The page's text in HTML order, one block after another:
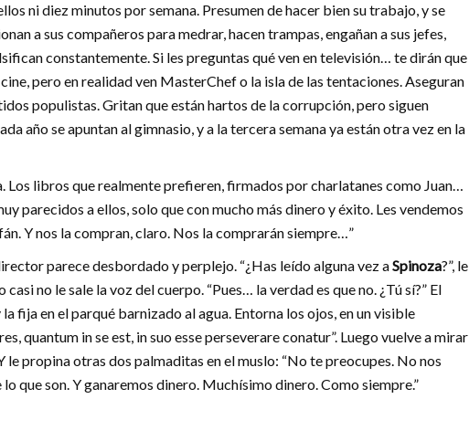
ni diez minutos por semana. Presumen de hacer bien su trabajo, y se
a sus compañeros para medrar, hacen trampas, engañan a sus jefes,
constantemente. Si les preguntas qué ven en televisión… te dirán que
pero en realidad ven MasterChef o la isla de las tentaciones. Aseguran
populistas. Gritan que están hartos de la corrupción, pero siguen
año se apuntan al gimnasio, y a la tercera semana ya están otra vez en la
Los libros que realmente prefieren, firmados por charlatanes como Juan…
parecidos a ellos, solo que con mucho más dinero y éxito. Les vendemos
Y nos la compran, claro. Nos la comprarán siempre…”
parece desbordado y perplejo. “¿Has leído alguna vez aSpinoza?”, le
no le sale la voz del cuerpo. “Pues… la verdad es que no. ¿Tú sí?” El
fija en el parqué barnizado al agua. Entorna los ojos, en un visible
quantum in se est, in suo esse perseverare conatur”. Luego vuelve a mirar
propina otras dos palmaditas en el muslo: “No te preocupes. No nos
que son. Y ganaremos dinero. Muchísimo dinero. Como siempre.”